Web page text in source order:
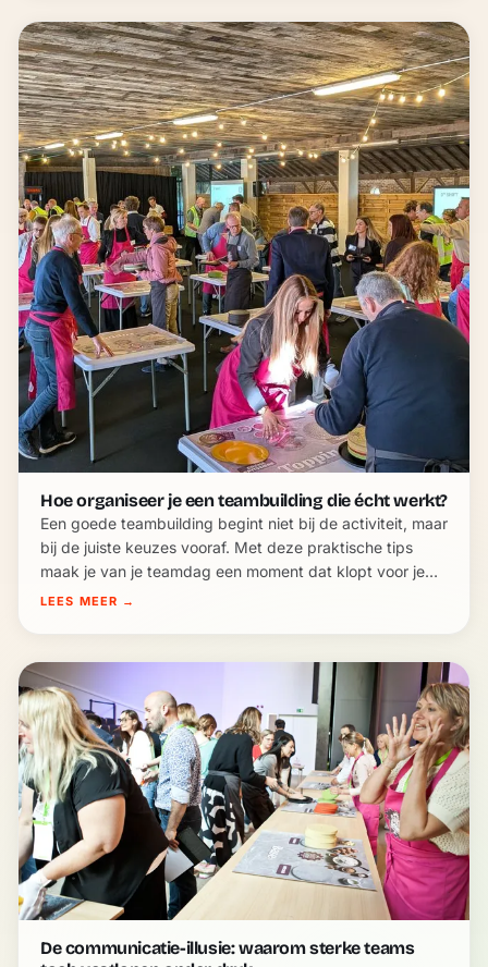
Hoe organiseer je een teambuilding die écht werkt?
Een goede teambuilding begint niet bij de activiteit, maar
bij de juiste keuzes vooraf. Met deze praktische tips
maak je van je teamdag een moment dat klopt voor je
groep.
LEES MEER →
De communicatie-illusie: waarom sterke teams